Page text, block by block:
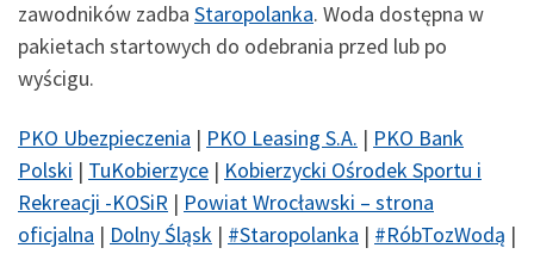
zawodników zadba Staropolanka. Woda dostępna w
pakietach startowych do odebrania przed lub po
wyścigu.
PKO Ubezpieczenia | PKO Leasing S.A. | PKO Bank
Polski | TuKobierzyce | Kobierzycki Ośrodek Sportu i
Rekreacji -KOSiR | Powiat Wrocławski – strona
oficjalna | Dolny Śląsk | #Staropolanka | #RóbTozWodą |